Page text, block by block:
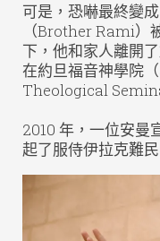
可是，恐嚇最終變
（Brother Rami）
下，他和家人離開
在約旦福音神學院
Theological
2010 年，一位安曼
起了服侍伊拉克難